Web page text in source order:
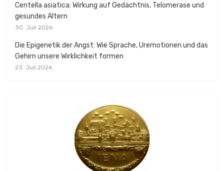
Centella asiatica: Wirkung auf Gedächtnis, Telomerase und
gesundes Altern
30. Juli 2026
Die Epigenetik der Angst: Wie Sprache, Uremotionen und das
Gehirn unsere Wirklichkeit formen
23. Juli 2026